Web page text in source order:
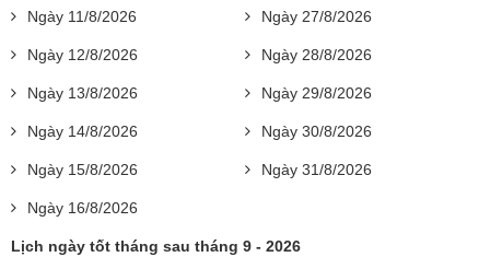
Ngày 11/8/2026
Ngày 12/8/2026
Ngày 13/8/2026
Ngày 14/8/2026
Ngày 15/8/2026
Ngày 16/8/2026
Ngày 27/8/2026
Ngày 28/8/2026
Ngày 29/8/2026
Ngày 30/8/2026
Ngày 31/8/2026
Lịch ngày tốt tháng sau tháng 9 - 2026